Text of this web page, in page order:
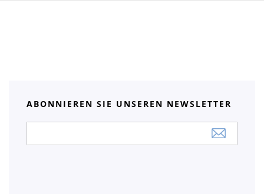
ABONNIEREN SIE UNSEREN NEWSLETTER
Newsletter: